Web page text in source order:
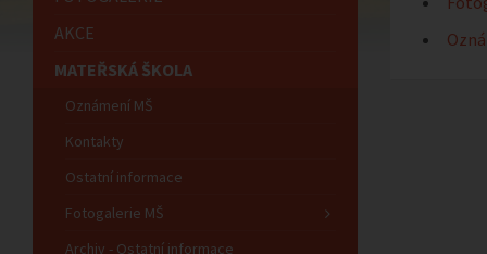
AKCE
MATEŘSKÁ ŠKOLA
Oznámení MŠ
Kontakty
Ostatní informace
Fotogalerie MŠ
Archiv - Ostatní informace